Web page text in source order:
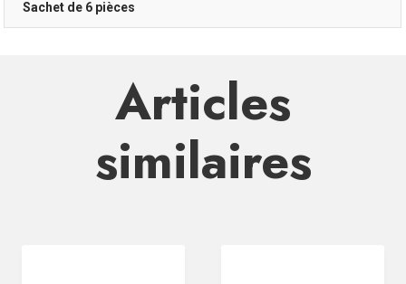
Sachet de 6 pièces
Articles
similaires